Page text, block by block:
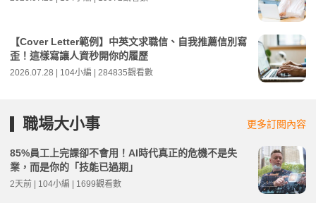
【Cover Letter範例】中英文求職信、自我推薦信別寫
歪！這樣寫讓人資秒開你的履歷
2026.07.28 | 104小編 | 284835觀看數
職場大小事 更多訂閱內容
85%員工上完課卻不會用！AI時代真正的危機不是失
業，而是你的「技能已過期」
2天前 | 104小編 | 1699觀看數